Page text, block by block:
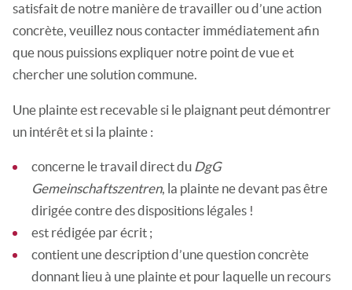
satisfait de notre manière de travailler ou d’une action
concrète, veuillez nous contacter immédiatement afin
que nous puissions expliquer notre point de vue et
chercher une solution commune.
Une plainte est recevable si le plaignant peut démontrer
un intérêt et si la plainte :
concerne le travail direct du DgG
Gemeinschaftszentren, la plainte ne devant pas être
dirigée contre des dispositions légales !
est rédigée par écrit ;
contient une description d’une question concrète
donnant lieu à une plainte et pour laquelle un recours